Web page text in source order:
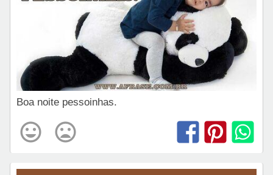
Boa noite pessoinhas.